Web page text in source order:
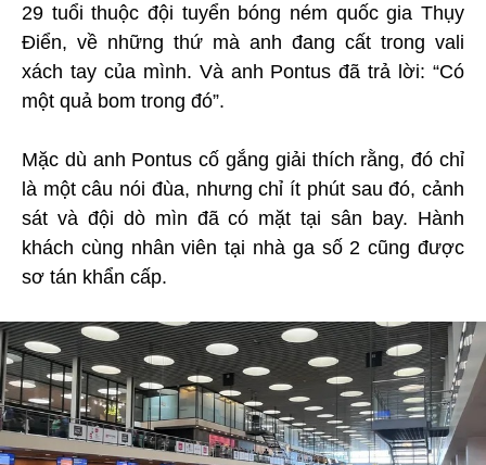
29 tuổi thuộc đội tuyển bóng ném quốc gia Thụy
Điển, về những thứ mà anh đang cất trong vali
xách tay của mình. Và anh Pontus đã trả lời: “Có
một quả bom trong đó”.
Mặc dù anh Pontus cố gắng giải thích rằng, đó chỉ
là một câu nói đùa, nhưng chỉ ít phút sau đó, cảnh
sát và đội dò mìn đã có mặt tại sân bay. Hành
khách cùng nhân viên tại nhà ga số 2 cũng được
sơ tán khẩn cấp.